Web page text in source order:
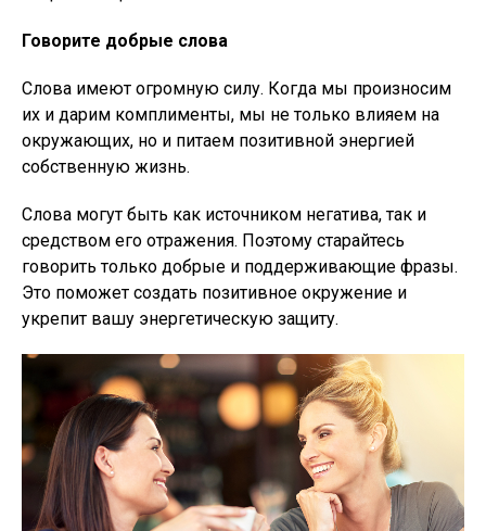
Говорите добрые слова
Слова имеют огромную силу. Когда мы произносим
их и дарим комплименты, мы не только влияем на
окружающих, но и питаем позитивной энергией
собственную жизнь.
Слова могут быть как источником негатива, так и
средством его отражения. Поэтому старайтесь
говорить только добрые и поддерживающие фразы.
Это поможет создать позитивное окружение и
укрепит вашу энергетическую защиту.